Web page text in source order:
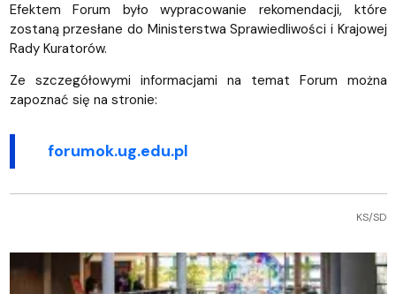
Efektem Forum było wypracowanie rekomendacji, które
zostaną przesłane do Ministerstwa Sprawiedliwości i Krajowej
Rady Kuratorów.
Ze szczegółowymi informacjami na temat Forum można
zapoznać się na stronie:
forumok.ug.edu.pl
KS/SD